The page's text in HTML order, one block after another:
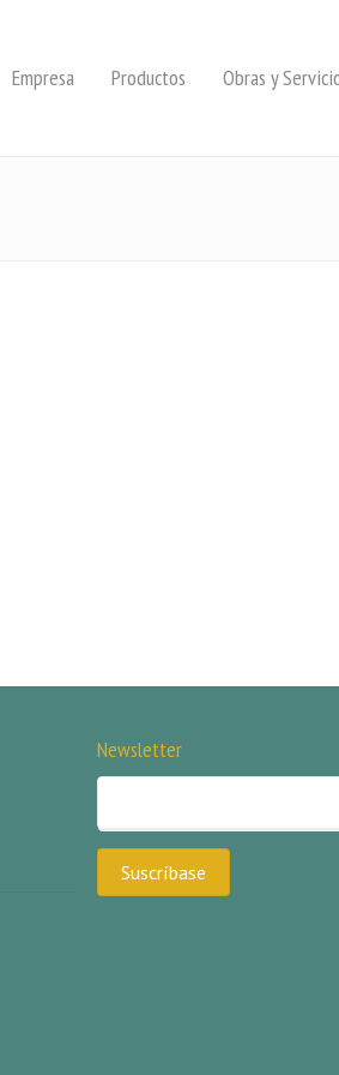
Empresa Productos Obras y
Newsletter